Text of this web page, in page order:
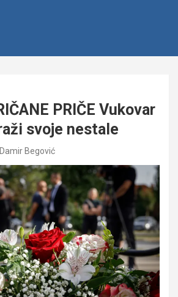
PRIČE Vukovar
svoje nestale
Damir Begović